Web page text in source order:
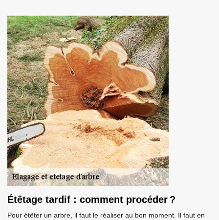
Étêtage tardif : comment procéder ?
Pour étêter un arbre, il faut le réaliser au bon moment. Il faut en